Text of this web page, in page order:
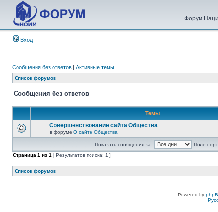
Форум
Вход
Сообщения без ответов | Активные темы
Список форумов
Сообщения без ответов
Темы
Совершенствование сайта Общества
в форуме О сайте Общества
Показать сообщения за:
Поле
Страница 1 из 1 [ Результатов поиска: 1 ]
Список форумов
Powered by